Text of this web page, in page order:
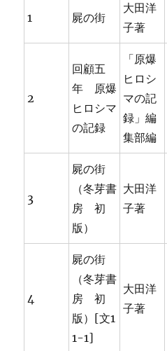
1 屍の街
大田洋
子著
2
回顧五
年 原爆
ヒロシマ
の記録
「原爆
ヒロシ
マの記
録」編
集部編
3
屍の街
（冬芽書
房 初
版）
大田洋
子著
4
屍の街
（冬芽書
房 初
版）[文1
1-1]
大田洋
子著